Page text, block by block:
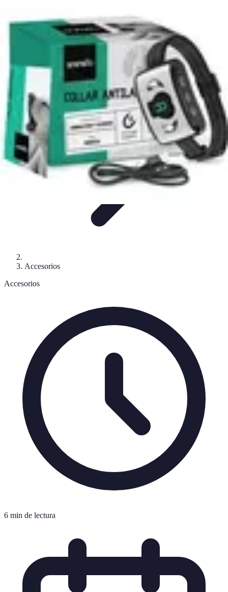
Abrigos y ChaquetasEstilos de ModaTendencias
EstiloEstilos y Atuendos
Accesorios
Accesorios
6 min de lectura